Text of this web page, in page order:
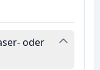
oder